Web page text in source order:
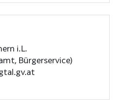
i.L.
Bürgerservice)